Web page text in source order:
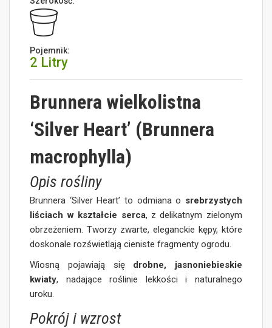
Pojemnik:
2 Litry
Brunnera wielkolistna
‘Silver Heart’ (Brunnera
macrophylla)
Opis rośliny
Brunnera ‘Silver Heart’ to odmiana o srebrzystych
liściach w kształcie serca, z delikatnym zielonym
obrzeżeniem. Tworzy zwarte, eleganckie kępy, które
doskonale rozświetlają cieniste fragmenty ogrodu.
Wiosną pojawiają się drobne, jasnoniebieskie
kwiaty, nadające roślinie lekkości i naturalnego
uroku.
Pokrój i wzrost